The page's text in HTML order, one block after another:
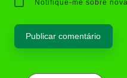
Notifique-me sobre